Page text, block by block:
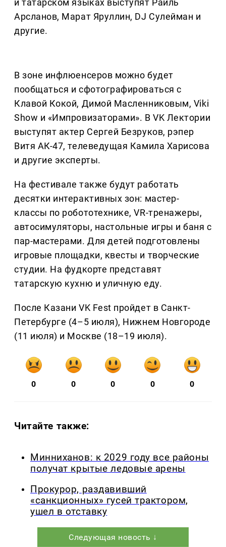
и татарском языках выступят Раиль
Арсланов, Марат Яруллин, DJ Сулейман и
другие.
В зоне инфлюенсеров можно будет
пообщаться и сфотографироваться с
Клавой Кокой, Димой Масленниковым, Viki
Show и «Импровизаторами». В VK Лектории
выступят актер Сергей Безруков, рэпер
Витя АК-47, телеведущая Камила Харисова
и другие эксперты.
На фестивале также будут работать
десятки интерактивных зон: мастер-
классы по робототехнике, VR-тренажеры,
автосимуляторы, настольные игры и баня с
пар-мастерами. Для детей подготовлены
игровые площадки, квесты и творческие
студии. На фудкорте представят
татарскую кухню и уличную еду.
После Казани VK Fest пройдет в Санкт-
Петербурге (4–5 июля), Нижнем Новгороде
(11 июля) и Москве (18–19 июля).
0 0 0 0 0
Читайте также:
Минниханов: к 2029 году все районы
получат крытые ледовые арены
Прокурор, раздавивший
«санкционных» гусей трактором,
ушел в отставку
Следующая новость ↓